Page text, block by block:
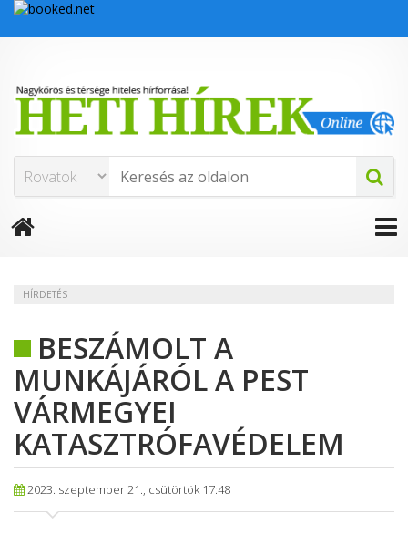
HÍRDETÉS
BESZÁMOLT A
MUNKÁJÁRÓL A PEST
VÁRMEGYEI
KATASZTRÓFAVÉDELEM
2023. szeptember 21., csütörtök 17:48